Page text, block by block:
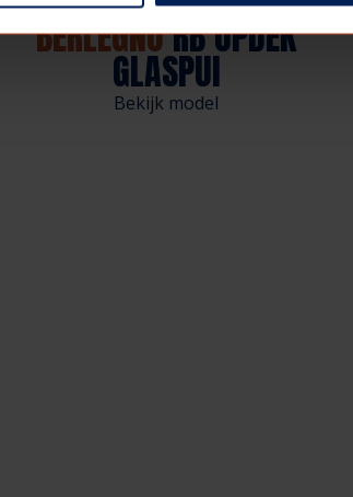
BERLEGNORB OPDEK
GLASPUI
Bekijk model